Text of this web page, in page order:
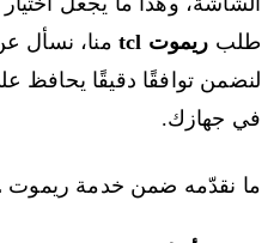
طلب ريموت tcl
منا، نسأل
لنضمن توافقًا دقيقًا يحافظ
في جهازك.
ما نقدّمه ضمن خدمة ريموت TCL: